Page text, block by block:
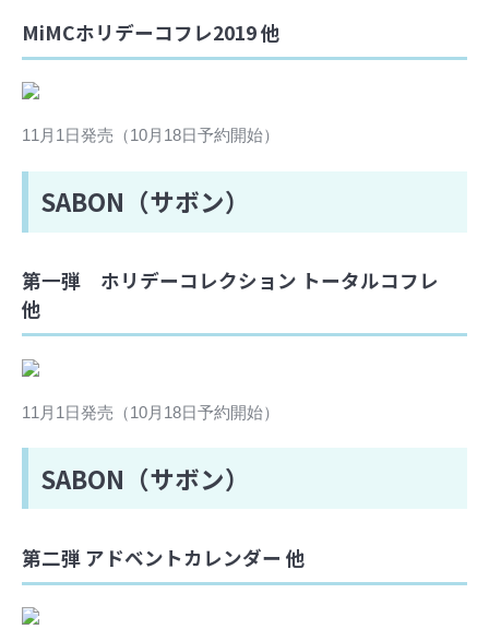
MiMCホリデーコフレ2019 他
11月1日発売（10月18日予約開始）
SABON（サボン）
第一弾 ホリデーコレクション トータルコフレ
他
11月1日発売（10月18日予約開始）
SABON（サボン）
第二弾 アドベントカレンダー 他